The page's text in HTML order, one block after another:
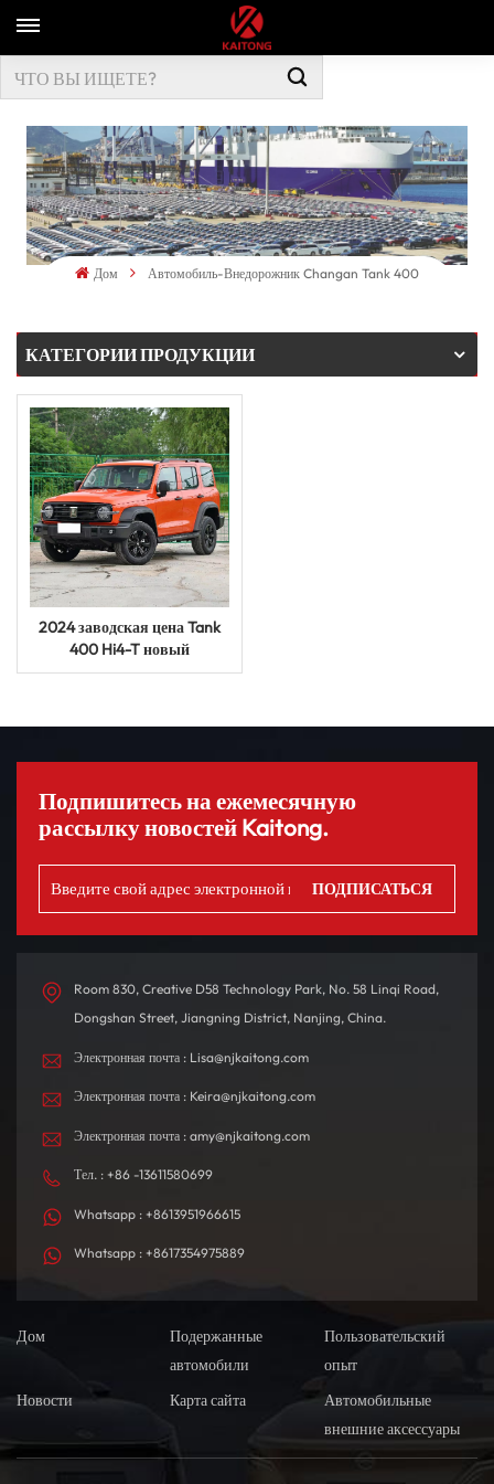
Дом Автомобиль-Внедорожник Changan Tank 400
КАТЕГОРИИ ПРОДУКЦИИ
2024 заводская цена Tank
400 Hi4-T новый
энергетический автомобиль
Подпишитесь на ежемесячную
рассылку новостей Kaitong.
Room 830, Creative D58 Technology Park, No. 58 Linqi Road,
Dongshan Street, Jiangning District, Nanjing, China.
Электронная почта : Lisa@njkaitong.com
Электронная почта : Keira@njkaitong.com
Электронная почта : amy@njkaitong.com
Тел. : +86 -13611580699
Whatsapp : +8613951966615
Whatsapp : +8617354975889
Дом
Подержанные
автомобили
Пользовательский
опыт
Новости
Карта сайта
Автомобильные
внешние аксессуары